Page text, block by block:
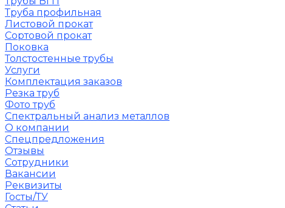
Труба профильная
Листовой прокат
Сортовой прокат
Поковка
Толстостенные трубы
Услуги
Комплектация заказов
Резка труб
Фото труб
Спектральный анализ металлов
О компании
Спецпредложения
Отзывы
Сотрудники
Вакансии
Реквизиты
Госты/ТУ